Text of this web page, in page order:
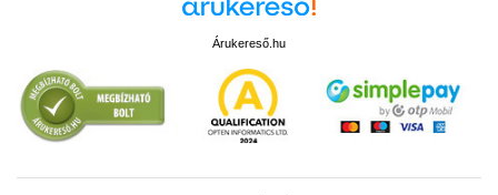
Árukereső.hu